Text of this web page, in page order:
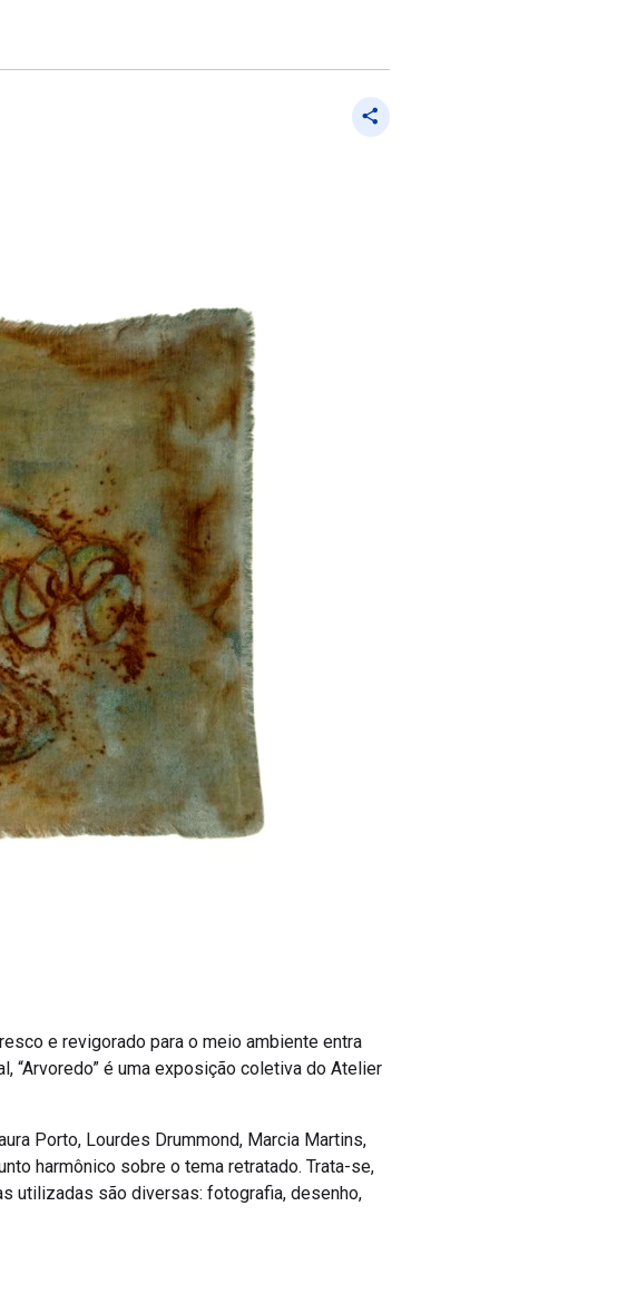
e revigorado para o meio ambiente entra
“Arvoredo” é uma exposição coletiva do Atelier
Porto, Lourdes Drummond, Marcia Martins,
harmônico sobre o tema retratado. Trata-se,
utilizadas são diversas: fotografia, desenho,